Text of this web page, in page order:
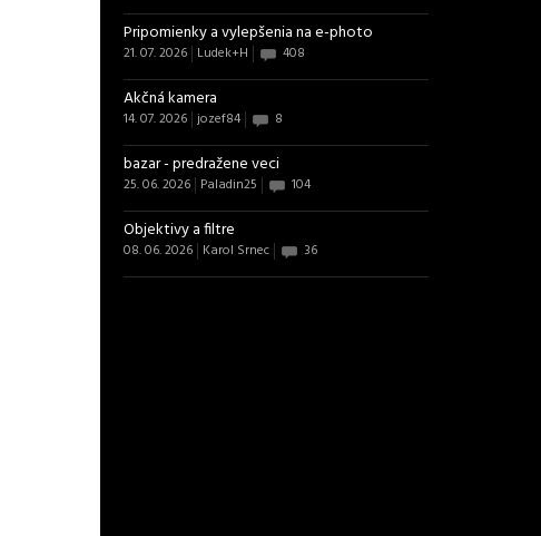
Pripomienky a vylepšenia na e-photo
21. 07. 2026 Ludek+H 408
Akčná kamera
14. 07. 2026 jozef84 8
bazar - predražene veci
25. 06. 2026 Paladin25 104
Objektivy a filtre
08. 06. 2026 Karol Srnec 36